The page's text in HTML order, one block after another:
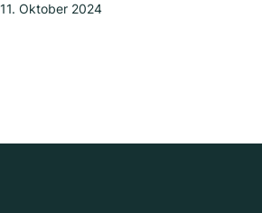
11. Oktober 2024